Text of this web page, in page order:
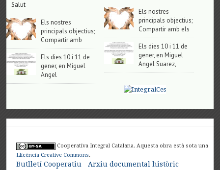
Salut
Els nostres
principals objectius;
Compartir amb
Els dies 10 i 11 de
gener, en Miguel
Angel
Els nostres
principals objectius;
Compartir amb els
Els dies 10 i 11 de
gener, en Miguel
Angel Suarez,
Cooperativa Integral Catalana. Aquesta obra està sota una
Llicència Creative Commons.
Butlletí Cooperatiu Arxiu documental històric